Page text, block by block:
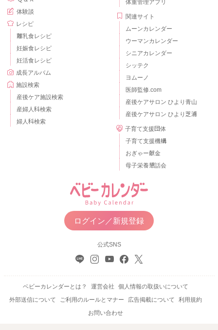
体験談
レシピ
離乳食レシピ
妊娠食レシピ
妊活食レシピ
成長アルバム
施設検索
産後ケア施設検索
産婦人科検索
婦人科検索
体重管理アプリ
関連サイト
ムーンカレンダー
ウーマンカレンダー
シニアカレンダー
シッテク
ヨムーノ
医師監修.com
産後ケアサロン ひより青山
産後ケアサロン ひより芝浦
子育て支援団体
子育て支援機構
おぎゃー献金
母子栄養懇話会
ログイン／新規登録
公式SNS
ベビーカレンダーとは？ 運営会社
個人情報の取扱いについて
外部送信について
ご利用のルールとマナー 広告掲載について
利用規約
お問い合わせ